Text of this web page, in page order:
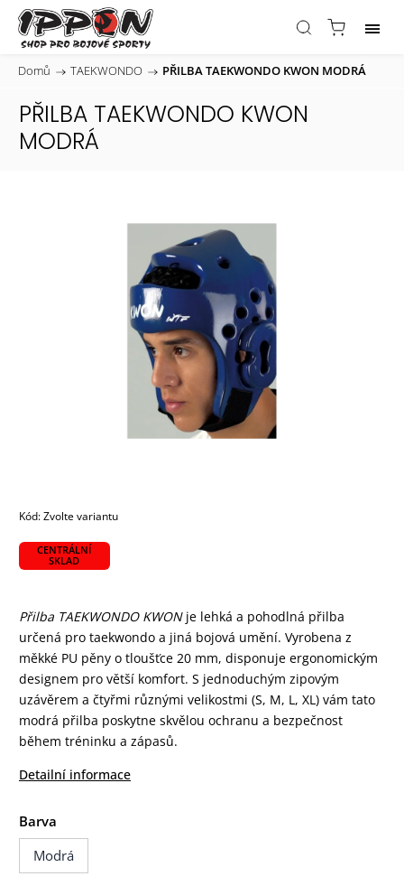
Domů / TAEKWONDO / PŘILBA TAEKWONDO KWON MODRÁ
PŘILBA TAEKWONDO KWON
MODRÁ
Kód:Zvolte variantu
CENTRÁLNÍ
SKLAD
Přilba TAEKWONDO KWON je lehká a pohodlná přilba
určená pro taekwondo a jiná bojová umění. Vyrobena z
měkké PU pěny o tloušťce 20 mm, disponuje ergonomickým
designem pro větší komfort. S jednoduchým zipovým
uzávěrem a čtyřmi různými velikostmi (S, M, L, XL) vám tato
modrá přilba poskytne skvělou ochranu a bezpečnost
během tréninku a zápasů.
Detailní informace
Barva
Modrá